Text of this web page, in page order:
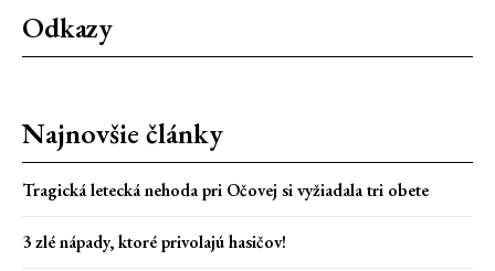
Odkazy
Najnovšie články
Tragická letecká nehoda pri Očovej si vyžiadala tri obete
3 zlé nápady, ktoré privolajú hasičov!